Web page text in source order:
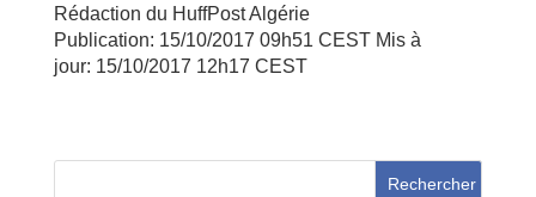
Rédaction du HuffPost Algérie
Publication: 15/10/2017 09h51 CEST Mis à
jour: 15/10/2017 12h17 CEST